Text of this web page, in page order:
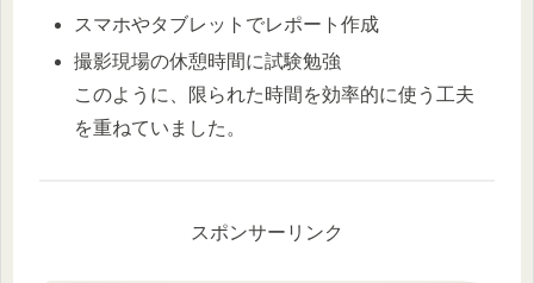
スマホやタブレットでレポート作成
撮影現場の休憩時間に試験勉強
このように、限られた時間を効率的に使う工夫
を重ねていました。
スポンサーリンク